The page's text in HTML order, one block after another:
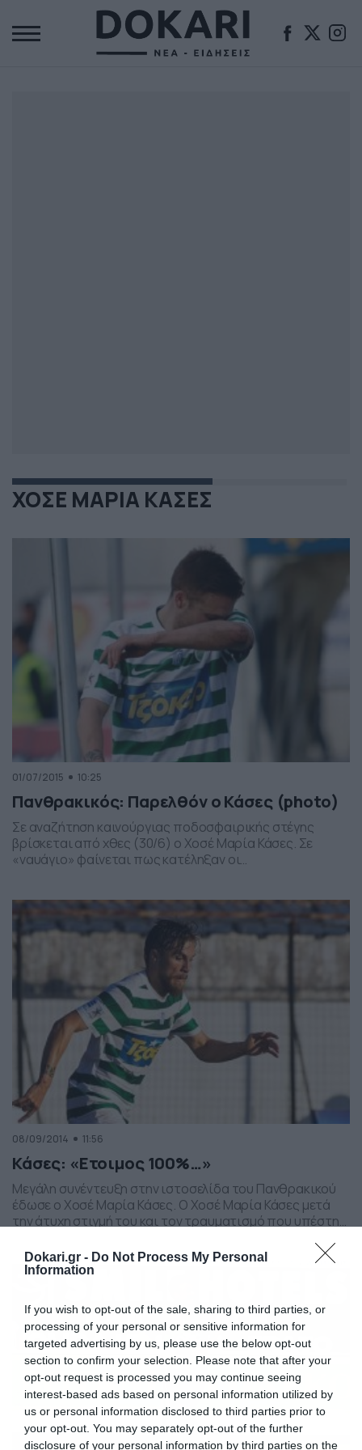
Dokari.gr - Do Not Process My Personal
Information
If you wish to opt-out of the sale, sharing to third parties, or
processing of your personal or sensitive information for
targeted advertising by us, please use the below opt-out
section to confirm your selection. Please note that after your
opt-out request is processed you may continue seeing
interest-based ads based on personal information utilized by
us or personal information disclosed to third parties prior to
your opt-out. You may separately opt-out of the further
disclosure of your personal information by third parties on the
ΧΟΣΕ ΜΑΡΙΑ ΚΑΣΕΣ
01/07/2015 10:25
Πανθρακικός: Παρελθόν ο Κάσες (photo)
Σε αναζήτηση καινούργιας ποδοσφαιρικής στέγης
βρίσκεται από χθες (30/6) ο Χοσέ Μαρία Κάσες. Σε
«ναυάγιο» φαίνεται πως κατέληξαν οι
παρουσίας στην Κομοτηνή αποχωρεί από το σύλλογο.
Μάλιστα, την αποχώρησή του από τους «πράσινους»
ανακοίνωσε ο ίδιος ο παίκτης μέσω της προσωπικής
08/09/2014 11:56
Κάσες: «Ετοιμος 100%…»
Μεγάλη συνέντευξη στην ιστοσελίδα του Πανθρακικού
έδωσε ο Χοσέ Μαρία Κάσες. Ο Χοσέ Μαρία Κάσες μετά
την άτυχη στιγμή του και τον τραυματισμό που υπέστη
που πραγματοποιεί με τον Πανθρακικό, τους φετινούς
στόχους της ομάδας, τους δικούς του αλλά και για την